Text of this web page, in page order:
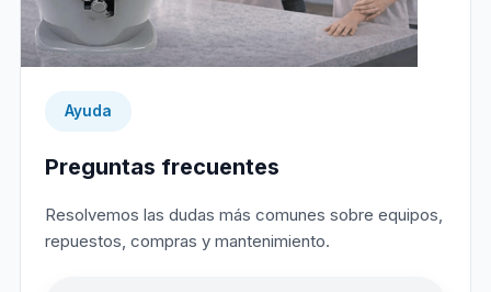
Ayuda
Preguntas frecuentes
Resolvemos las dudas más comunes sobre equipos,
repuestos, compras y mantenimiento.